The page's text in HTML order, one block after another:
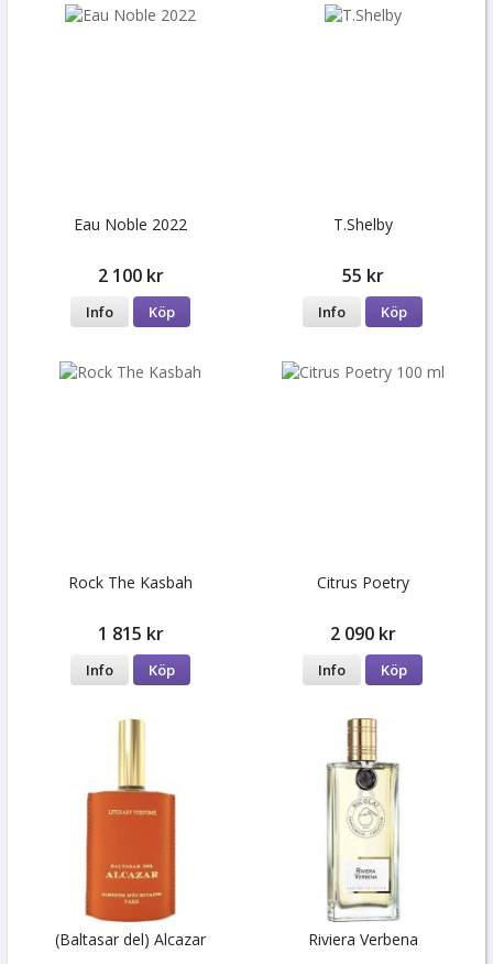
Eau Noble 2022
2 100 kr
Info Köp
T.Shelby
55 kr
Info Köp
Rock The Kasbah
1 815 kr
Info Köp
Citrus Poetry
2 090 kr
Info Köp
(Baltasar del) Alcazar Riviera Verbena